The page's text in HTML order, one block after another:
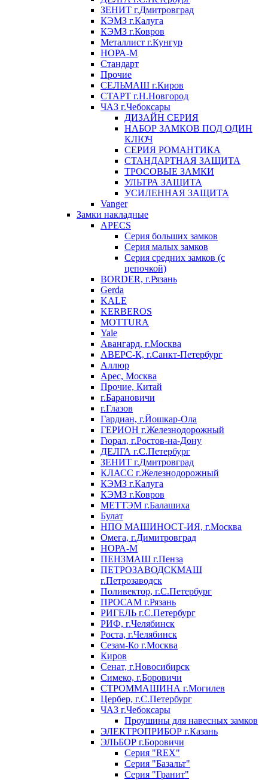
ЗЕНИТ г.Дмитровград
КЭМЗ г.Калуга
КЭМЗ г.Ковров
Металлист г.Кунгур
НОРА-М
Стандарт
Прочие
СЕЛЬМАШ г.Киров
СТАРТ г.Н.Новгород
ЧАЗ г.Чебоксары
ДИЗАЙН СЕРИЯ
НАБОР ЗАМКОВ ПОД ОДИН
КЛЮЧ
СЕРИЯ РОМАНТИКА
СТАНДАРТНАЯ ЗАЩИТА
ТРОСОВЫЕ ЗАМКИ
УЛЬТРА ЗАЩИТА
УСИЛЕННАЯ ЗАЩИТА
Vanger
Замки накладные
APECS
Серия больших замков
Серия малых замков
Серия средних замков (с
цепочкой)
BORDER, г.Рязань
Gerda
KALE
KERBEROS
MOTTURA
Yale
Авангард, г.Москва
АВЕРС-К, г.Санкт-Петербург
Аллюр
Арес, Москва
Прочие, Китай
г.Барановичи
г.Глазов
Гардиан, г.Йошкар-Ола
ГЕРИОН г.Железнодорожный
Гюрал, г.Ростов-на-Дону
ДЕЛГА г.С.Петербург
ЗЕНИТ г.Дмитровград
КЛАСС г.Железнодорожный
КЭМЗ г.Калуга
КЭМЗ г.Ковров
МЕТТЭМ г.Балашиха
Булат
НПО МАШИНОСТ-ИЯ, г.Москва
Омега, г.Димитровград
НОРА-М
ПЕНЗМАШ г.Пенза
ПЕТРОЗАВОДСКМАШ
г.Петрозаводск
Поливектор, г.С.Петербург
ПРОСАМ г.Рязань
РИГЕЛЬ г.С.Петербург
РИФ, г.Челябинск
Роста, г.Челябинск
Сезам-Ко г.Москва
Киров
Сенат, г.Новосибирск
Симеко, г.Боровичи
СТРОММАШИНА г.Могилев
Цербер, г.С.Петербург
ЧАЗ г.Чебоксары
Проушины для навесных замков
ЭЛЕКТРОПРИБОР г.Казань
ЭЛЬБОР г.Боровичи
Серия "REX"
Серия "Базальт"
Серия "Гранит"